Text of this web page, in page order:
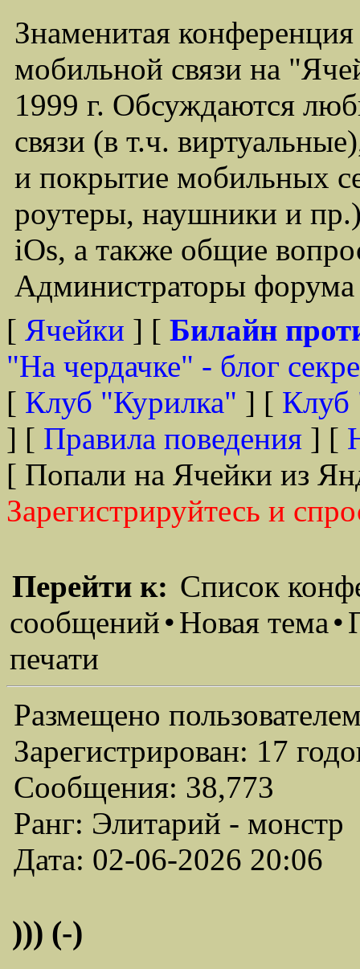
Знаменитая
мобильной связи на
1999 г. Обсуждаются
связи (в т.ч.
и покрытие мобильных
роутеры, наушники и
iOs, а также общие
Администраторы
[ Ячейки ] [ Билайн
"На чердачке" - блог
[ Клуб "Курилка" ] [ Клуб
] [ Правила поведения ] [
[ Попали на Ячейки из
Зарегистрируйтесь и
Перейти к: Список
сообщений•Новая тема•
печати
Размещено
Зарегистрирован: 17
Сообщения: 38,773
Ранг: Элитарий - монстр
Дата: 02-06-2026 20:06
))) (-)